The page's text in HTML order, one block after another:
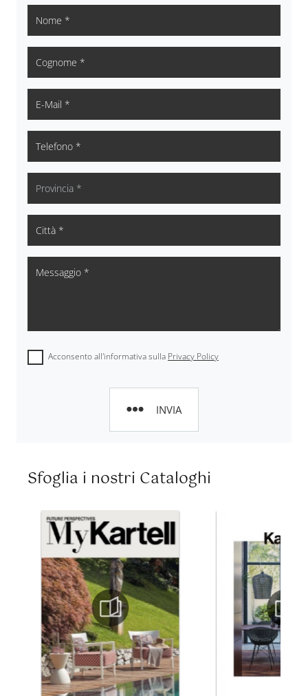
Acconsento all'informativa sulla Privacy Policy
INVIA
Sfoglia i nostri Cataloghi